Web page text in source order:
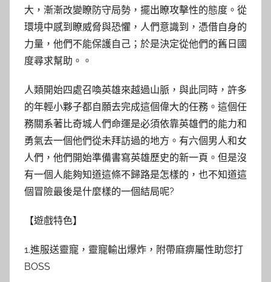
大，漸漸改變瞭防守局勢，擺出瞭攻擊性的態度。從
環境中感到瞭威脅與恐懼，人們意識到，憑借自身的
力量，他們不能保護自己；於是決定從他們的舊日國
度尋求幫助。。
人類開始四處召喚英雄來越過山脈，與此同時，許多
的年輕小夥子都自願去完成這個偉大的任務。這個任
務關系著比奇城人們命運是必須依靠英雄們的能力和
勇氣去一個他們從未拜訪過的地方。有六個男人和女
人們，他們開始準備書寫英雄歷史的新一頁。但是沒
有一個人能夠知道這條不歸路是怎樣的，也不知道這
個冒險最後是什麼樣的一個結局呢?
【遊戲特色】
1.進服送靈寵，靈寵輸出爆炸，附帶麻痹屬性助您打
BOSS